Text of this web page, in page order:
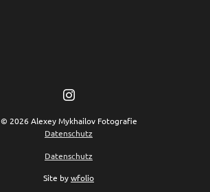
© 2026 Alexey Mykhailov Fotografie
Datenschutz
Datenschutz
Site bywfolio